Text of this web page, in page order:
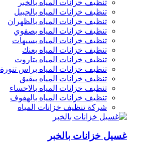
تنظيف خزانات المياه بالخبر
تنظيف خزانات المياه بالجبيل
تنظيف خزانات المياه بالظهران
تنظيف خزانات المياه بصفوي
تنظيف خزانات المياه بسيهات
تنظيف خزانات المياه بعنك
تنظيف خزانات المياه بتاروت
تنظيف خزانات المياه براس تنورة
تنظيف خزانات المياه ببقيق
تنظيف خزانات المياه بالاحساء
تنظيف خزانات المياه بالهفوف
شركة تنظيف خزانات المياه
غسيل خزانات بالخبر